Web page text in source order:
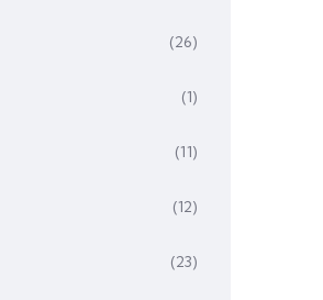
(26)
(1)
(11)
(12)
(23)